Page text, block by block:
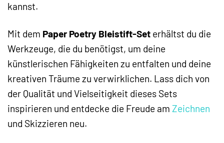
kannst.
Mit dem Paper Poetry Bleistift-Set erhältst du die
Werkzeuge, die du benötigst, um deine
künstlerischen Fähigkeiten zu entfalten und deine
kreativen Träume zu verwirklichen. Lass dich von
der Qualität und Vielseitigkeit dieses Sets
inspirieren und entdecke die Freude am Zeichnen
und Skizzieren neu.